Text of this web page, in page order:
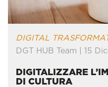
DIGITAL
DGT HUB Team | 15
DIGITALIZZARE
DI CULTURA